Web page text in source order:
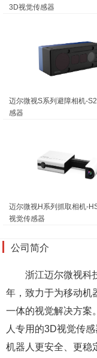
3D视觉传感器
迈尔微视S系列避障相机-
感器
迈尔微视H系列抓取相机-
视觉传感器
公司简介
浙江迈尔微视科
年，致力于为移动机
一体的视觉解决方案
人专用的3D视觉传
机器人更安全、更稳